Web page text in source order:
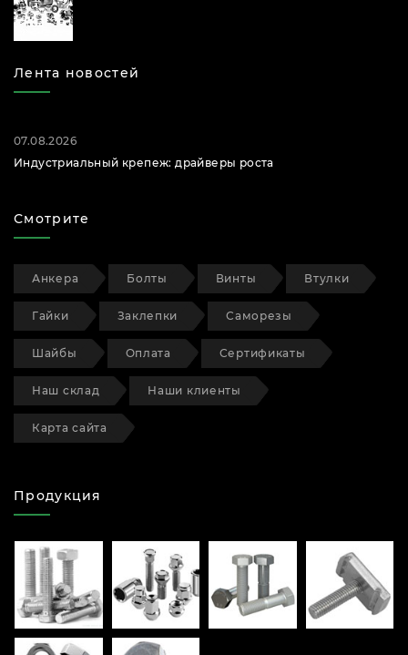
Лента новостей
07.08.2026
Индустриальный крепеж: драйверы роста
Смотрите
Анкера Болты Винты Втулки
Гайки Заклепки Саморезы
Шайбы Оплата Сертификаты
Наш склад Наши клиенты
Карта сайта
Продукция